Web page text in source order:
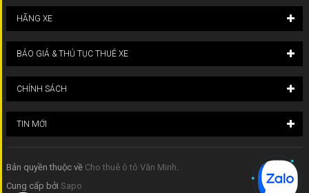
HÃNG XE
BÁO GIÁ & THỦ TỤC THUÊ XE
CHÍNH SÁCH
TIN MỚI
Bản quyền thuộc về Cho thuê ô tô Văn Minh
Cung cấp bởi Sapo